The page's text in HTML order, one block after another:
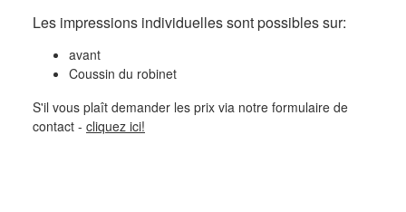
Les impressions individuelles sont possibles sur:
avant
Coussin du robinet
S'il vous plaît demander les prix via notre formulaire de
contact - cliquez ici!